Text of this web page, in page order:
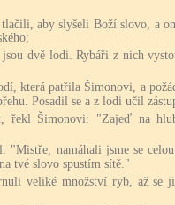
tlačili, aby slyšeli Boží slovo, a
dvě lodi. Rybáři z nich
která patřila Šimonovi, a
Posadil se a z lodi učil
řekl Šimonovi: "Zajeď na
"Mistře, namáhali jsme se
tvé slovo spustím sítě."
veliké množství ryb, až se